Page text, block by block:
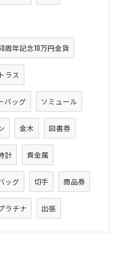
周年記念10万円金貨
ラス
バッグ ソミュール
金木 図書券
計 貴金属
ッグ 切手 商品券
ラチナ 出張